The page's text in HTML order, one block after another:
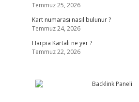
Temmuz 25, 2026
Kart numarası nasıl bulunur ?
Temmuz 24, 2026
Harpia Kartalı ne yer ?
Temmuz 22, 2026